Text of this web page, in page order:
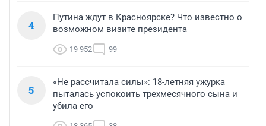
4
Путина ждут в Красноярске? Что известно о
возможном визите президента
19 952 99
5
«Не рассчитала силы»: 18-летняя ужурка
пыталась успокоить трехмесячного сына и
убила его